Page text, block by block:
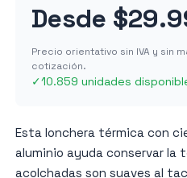
Desde
Precio orientativo sin IVA y sin
cotización.
✓10.859 unidades
Esta lonchera térmica con
aluminio ayuda conservar la
acolchadas son suaves al